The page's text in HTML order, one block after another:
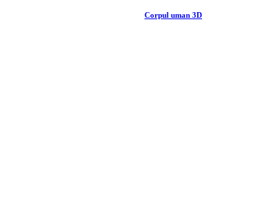
Corpul uman 3D